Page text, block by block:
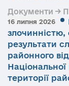
Документи →
16 липня 2026
злочинністю,
результати
районного
Національної
території